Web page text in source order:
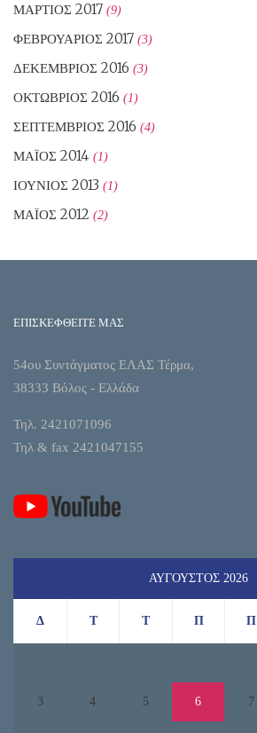
ΜΆΡΤΙΟΣ 2017 (9)
ΦΕΒΡΟΥΆΡΙΟΣ 2017 (3)
ΔΕΚΈΜΒΡΙΟΣ 2016 (3)
ΟΚΤΏΒΡΙΟΣ 2016 (1)
ΣΕΠΤΈΜΒΡΙΟΣ 2016 (4)
ΜΆΙΟΣ 2014 (1)
ΙΟΎΝΙΟΣ 2013 (1)
ΜΆΙΟΣ 2012 (2)
ΕΠΙΣΚΕΦΘΕΙΤΕ ΜΑΣ
54ου Συντάγματος ΕΛΑΣ Τέρμα,
38333 Βόλος - Ελλάδα
Τηλ. 2421071096
Τηλ & fax 2421047155
ΑΎΓΟΥΣΤΟΣ 2026
Δ Τ Τ Π Π
3 4 5 6 7